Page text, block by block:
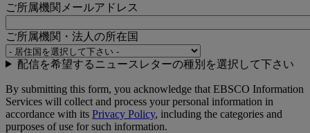
ご所属機関メールアドレス
ご所属機関・法人の所在国
配信を希望するニュースレターの種別を選択して下さい
By submitting this form, you acknowledge that EBSCO Information
Services will collect and process your personal information in
accordance with its Privacy Policy, including the categories and
purposes of use for such information.